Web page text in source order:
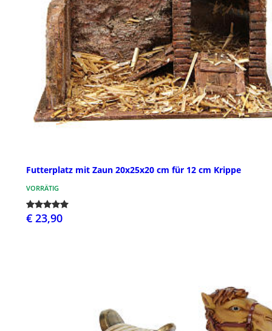
Futterplatz mit Zaun 20x25x20 cm für 12 cm Krippe
VORRÄTIG
€ 23,90